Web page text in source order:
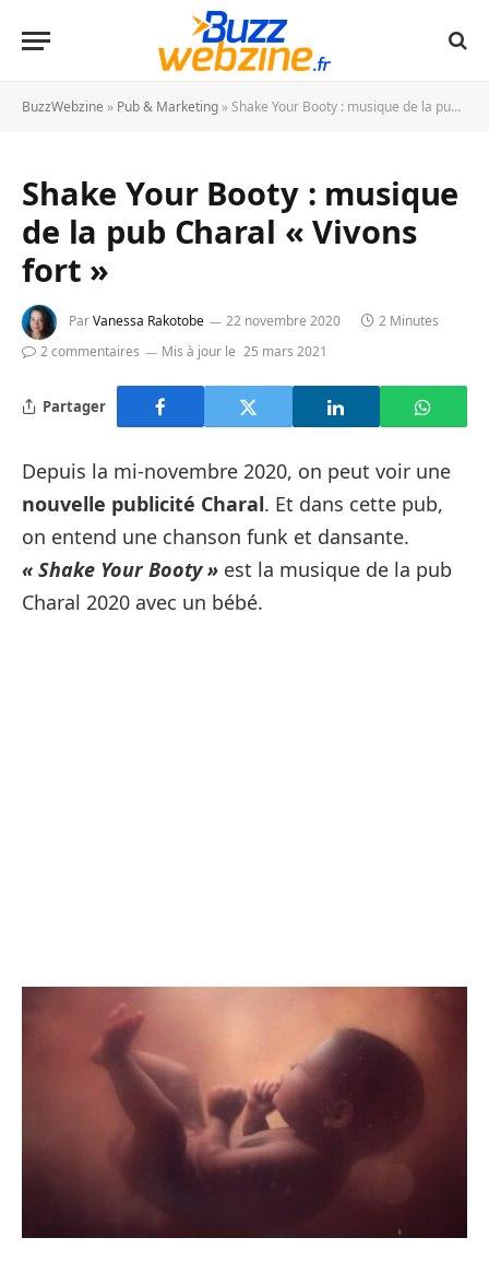
BuzzWebzine » Pub & Marketing »Shake Your Booty : musique de la pub Charal « Vivons fort »
Shake Your Booty : musique
de la pub Charal « Vivons
fort »
ParVanessa Rakotobe 22 novembre 2020
2 Minutes
2 commentaires
Mis à jour le 25 mars 2021
Partager
Depuis la mi-novembre 2020, on peut voir une
nouvelle publicité Charal. Et dans cette pub,
on entend une chanson funk et dansante.
« Shake Your Booty » est la musique de la pub
Charal 2020 avec un bébé.